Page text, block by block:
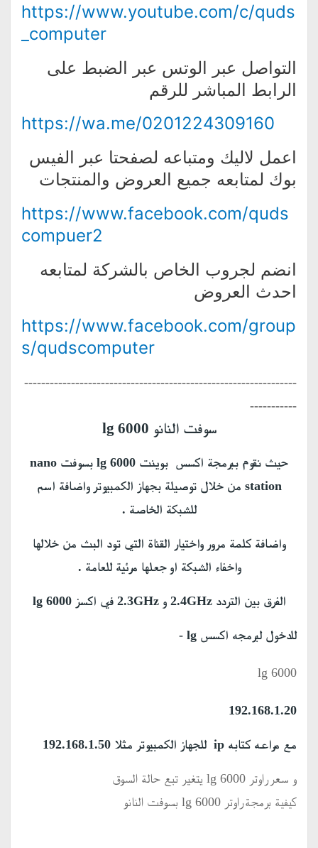
https://www.youtube.com/c/quds
_computer
التواصل عبر الوتس عبر الضبط على
الرابط المباشر للرقم
https://wa.me/0201224309160
اعمل لاليك ومتباعه لصفحتا عبر الفيس
بوك لمتابعه جميع العروض والمنتجات
https://www.facebook.com/quds
compuer2
انضم لجروب الخاص بالشركة لمتابعه
احدث العروض
https://www.facebook.com/group
s/qudscomputer
----------------------------------------------------------------
-----------
سوفت النانو lg 6000
حيث نقوم ببرمجة اكسس بوينت lg 6000 بسوفت nano
station من خلال توصيلة بجهاز الكمبيوتر واضافة اسم
للشبكة الخاصة .
واضافة كلمة مرور واختيار القناة التي تود البث من خلالها
واخفاء الشبكة او جعلها مرئية للعامة .
الفرق بين التردد 2.4GHz و 2.3GHz في اكسز lg 6000
للدخول لبرمجه اكسس lg -
lg 6000
192.168.1.20
مع مراعه كتابه ip للجهاز الكمبيوتر مثلا 192.168.1.50
و سعر راوتر lg 6000 يتغير تبع حالة السوق
كيفية برمجة راوتر lg 6000 بسوفت النانو